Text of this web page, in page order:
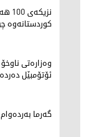
کوردستانەوە
وەزارەتی
ئۆتۆمبێل
گەرما